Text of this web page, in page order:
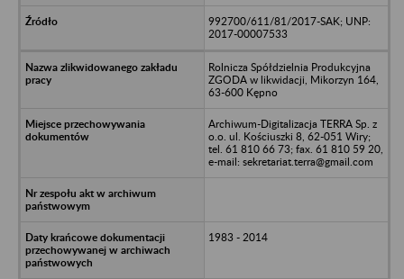
992700/611/81/2017-SAK; UNP:
2017-00007533
Rolnicza Spółdzielnia Produkcyjna
ZGODA w likwidacji, Mikorzyn 164,
63-600 Kępno
Archiwum-Digitalizacja TERRA Sp. z
o.o. ul. Kościuszki 8, 62-051 Wiry;
tel. 61 810 66 73; fax. 61 810 59 20,
e-mail: sekretariat.terra@gmail.com
1983 - 2014